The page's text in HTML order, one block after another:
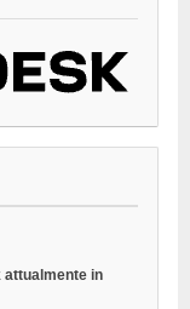
attualmente in